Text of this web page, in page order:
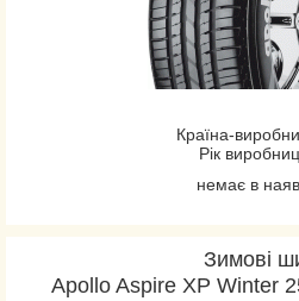
Країна-
Рік
немає в
Зимові
Apollo Aspire XP Winter